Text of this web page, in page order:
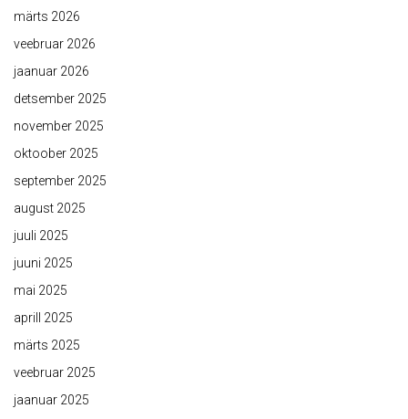
märts 2026
veebruar 2026
jaanuar 2026
detsember 2025
november 2025
oktoober 2025
september 2025
august 2025
juuli 2025
juuni 2025
mai 2025
aprill 2025
märts 2025
veebruar 2025
jaanuar 2025